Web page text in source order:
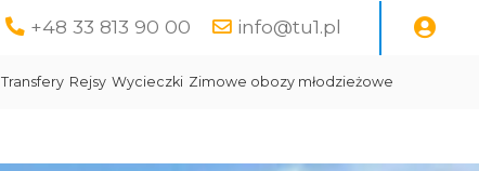
+48 33 813 90 00 info@tu1.pl
Transfery Rejsy Wycieczki Zimowe obozy młodzieżowe